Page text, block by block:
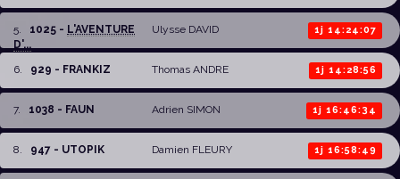
5. 1025 - L'AVENTURE
D'...
Ulysse DAVID 1j 14:24:07
6. 929 - FRANKIZ Thomas ANDRE 1j 14:28:56
7. 1038 - FAUN Adrien SIMON 1j 16:46:34
8. 947 - UTOPIK Damien FLEURY 1j 16:58:49